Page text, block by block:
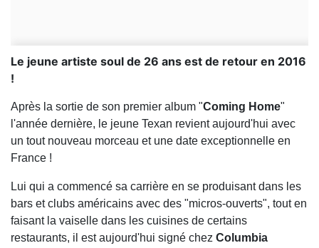
Le jeune artiste soul de 26 ans est de retour en 2016
!
Après la sortie de son premier album "Coming Home"
l'année dernière, le jeune Texan revient aujourd'hui avec
un tout nouveau morceau et une date exceptionnelle en
France !
Lui qui a commencé sa carrière en se produisant dans les
bars et clubs américains avec des "micros-ouverts", tout en
faisant la vaiselle dans les cuisines de certains
restaurants, il est aujourd'hui signé chez Columbia